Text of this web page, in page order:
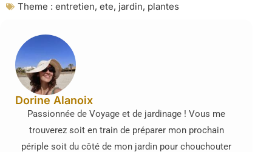
Theme : entretien, ete, jardin, plantes
Dorine Alanoix
Passionnée de Voyage et de jardinage ! Vous me
trouverez soit en train de préparer mon prochain
périple soit du côté de mon jardin pour chouchouter